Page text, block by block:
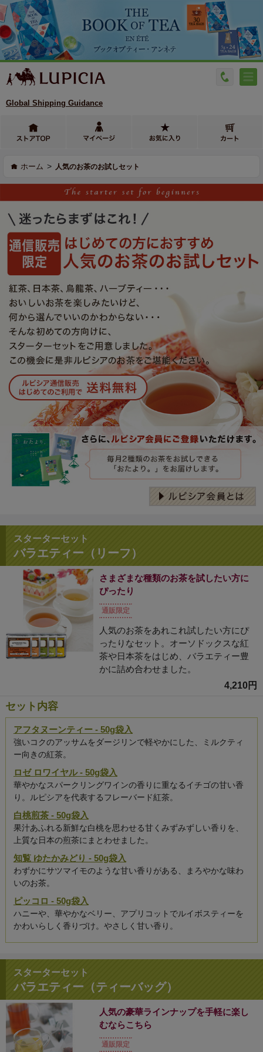
Global Shipping Guidance
ホーム > 人気のお茶のお試しセット
スターターセット
バラエティー（リーフ）
さまざまな種類のお茶を試したい方に
ぴったり
通販限定
人気のお茶をあれこれ試したい方にぴ
ったりなセット。オーソドックスな紅
茶や日本茶をはじめ、バラエティー豊
かに詰め合わせました。
4,210円
セット内容
アフタヌーンティー - 50g袋入
強いコクのアッサムをダージリンで軽やかにした、ミルクティ
ー向きの紅茶。
ロゼ ロワイヤル - 50g袋入
華やかなスパークリングワインの香りに重なるイチゴの甘い香
り。ルピシアを代表するフレーバード紅茶。
白桃煎茶 - 50g袋入
果汁あふれる新鮮な白桃を思わせる甘くみずみずしい香りを、
上質な日本の煎茶にまとわせました。
知覧 ゆたかみどり - 50g袋入
わずかにサツマイモのような甘い香りがある、まろやかな味わ
いのお茶。
ピッコロ - 50g袋入
ハニーや、華やかなベリー、アプリコットでルイボスティーを
かわいらしく香りづけ。やさしく甘い香り。
スターターセット
バラエティー（ティーバッグ）
人気の豪華ラインナップを手軽に楽し
むならこちら
通販限定